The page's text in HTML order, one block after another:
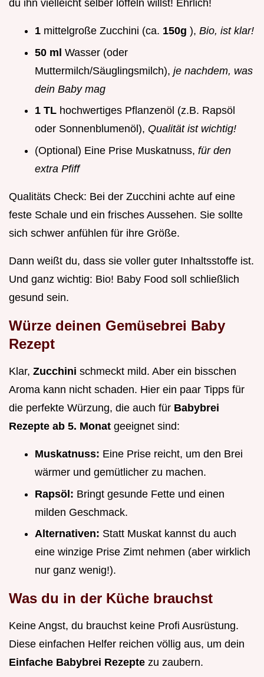
du ihn vielleicht selber löffeln willst! Ehrlich!
1 mittelgroße Zucchini (ca. 150g ), Bio, ist klar!
50 ml Wasser (oder
Muttermilch/Säuglingsmilch), je nachdem, was
dein Baby mag
1 TL hochwertiges Pflanzenöl (z.B. Rapsöl
oder Sonnenblumenöl), Qualität ist wichtig!
(Optional) Eine Prise Muskatnuss, für den
extra Pfiff
Qualitäts Check: Bei der Zucchini achte auf eine
feste Schale und ein frisches Aussehen. Sie sollte
sich schwer anfühlen für ihre Größe.
Dann weißt du, dass sie voller guter Inhaltsstoffe ist.
Und ganz wichtig: Bio! Baby Food soll schließlich
gesund sein.
Würze deinen Gemüsebrei Baby
Rezept
Klar, Zucchini schmeckt mild. Aber ein bisschen
Aroma kann nicht schaden. Hier ein paar Tipps für
die perfekte Würzung, die auch für Babybrei
Rezepte ab 5. Monat geeignet sind:
Muskatnuss: Eine Prise reicht, um den Brei
wärmer und gemütlicher zu machen.
Rapsöl: Bringt gesunde Fette und einen
milden Geschmack.
Alternativen: Statt Muskat kannst du auch
eine winzige Prise Zimt nehmen (aber wirklich
nur ganz wenig!).
Was du in der Küche brauchst
Keine Angst, du brauchst keine Profi Ausrüstung.
Diese einfachen Helfer reichen völlig aus, um dein
Einfache Babybrei Rezepte zu zaubern.